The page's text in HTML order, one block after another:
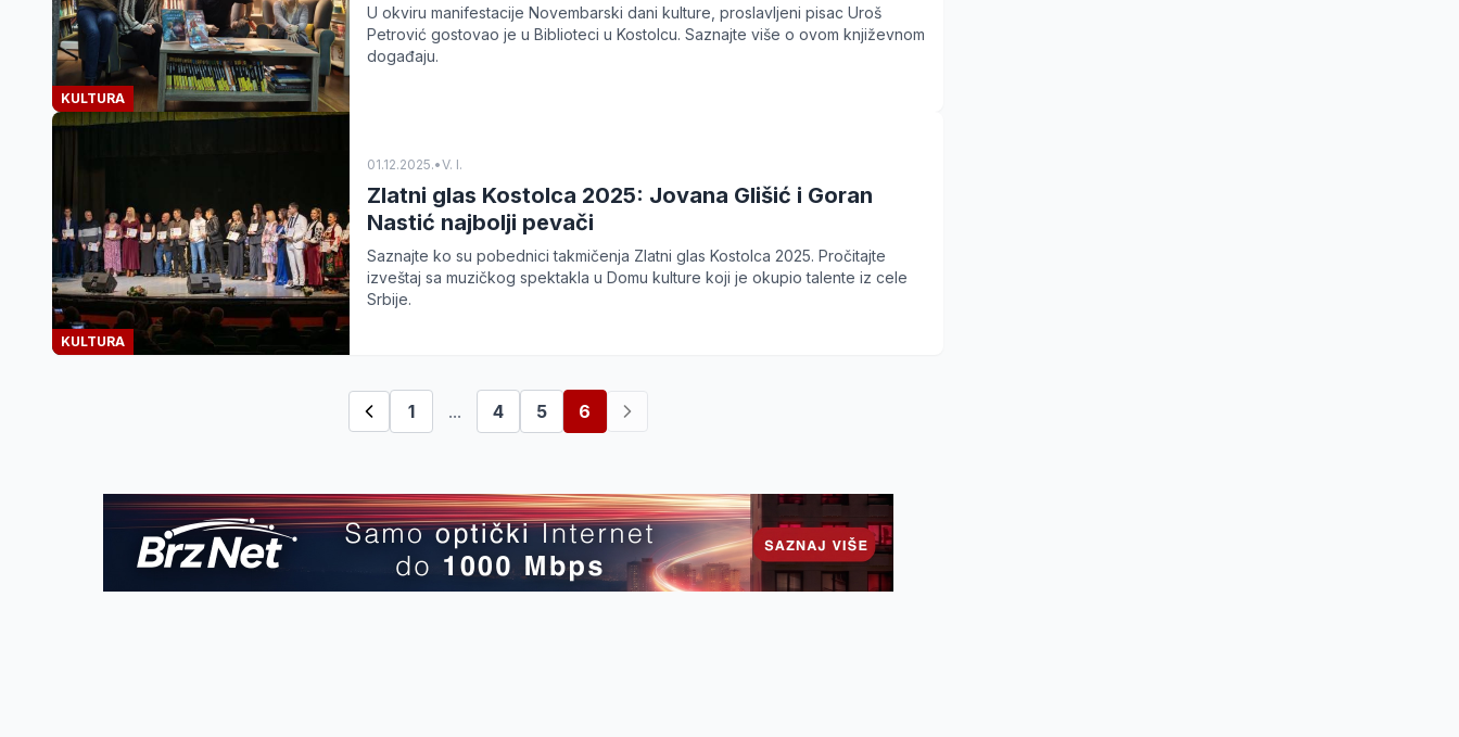
KULTURA
U okviru manifestacije Novembarski dani kulture, proslavljeni pisac Uroš
Petrović gostovao je u Biblioteci u Kostolcu. Saznajte više o ovom književnom
događaju.
KULTURA
01.12.2025.•V. I.
Zlatni glas Kostolca 2025: Jovana Glišić i Goran
Nastić najbolji pevači
Saznajte ko su pobednici takmičenja Zlatni glas Kostolca 2025. Pročitajte
izveštaj sa muzičkog spektakla u Domu kulture koji je okupio talente iz cele
Srbije.
1 ... 4 5 6